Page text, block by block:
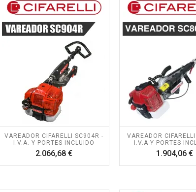
VAREADOR CIFARELLI SC904R -
I.V.A. Y PORTES INCLUIDO
2.066,68 €Precio
VAREADOR
I.V.A Y PORTES
1.904,06 €